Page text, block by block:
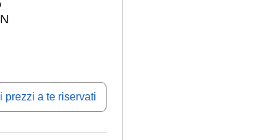
prezzi a te riservati